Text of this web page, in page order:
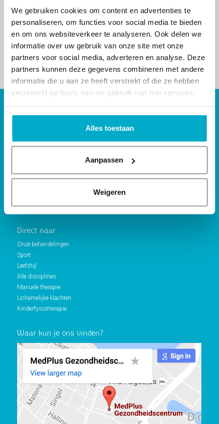
We gebruiken cookies om content en advertenties te
personaliseren, om functies voor social media te bieden
en om ons websiteverkeer te analyseren. Ook delen we
informatie over uw gebruik van onze site met onze
partners voor social media, adverteren en analyse. Deze
partners kunnen deze gegevens combineren met andere
informatie die u aan ze heeft verstrekt of die ze hebben
verzameld op basis van uw gebruik van hun services.
Alles toestaan
Aanpassen
Weigeren
Handige pagina’s
Lesrooster MedPlus sportlessen
Werken bij MedPlus
Contact
Algemene voorwaarden sportlessen
Direct naar
Onze behandelingen
Sport
Leefstijl
Alle disciplines
Manuele therapie
Lichamelijke klachten
Kinderfysiotherapie
Waar kun je ons vinden?